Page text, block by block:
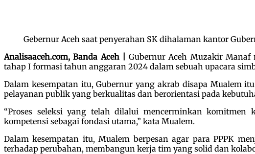
Gebernur Aceh saat penyerahan SK dihalaman kantor
Analisaaceh.com, Banda Aceh |Gubernur Aceh Muzakir Manaf
tahap I formasi tahun anggaran 2024 dalam sebuah upacara
Dalam kesempatan itu, Gubernur yang akrab disapa Mualem
pelayanan publik yang berkualitas dan berorientasi pada
“Proses seleksi yang telah dilalui mencerminkan komitmen
kompetensi sebagai fondasi utama,” kata Mualem.
Dalam kesempatan itu, Mualem berpesan agar para PPPK
terhadap perubahan, membangun kerja tim yang solid dan